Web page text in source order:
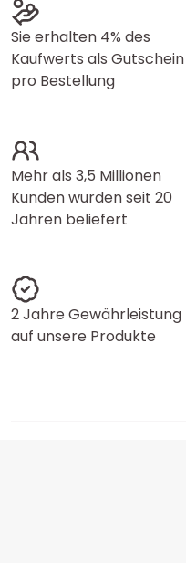
Sie erhalten 4% des
Kaufwerts als Gutschein
pro Bestellung
Mehr als 3,5 Millionen
Kunden wurden seit 20
Jahren beliefert
2 Jahre Gewährleistung
auf unsere Produkte